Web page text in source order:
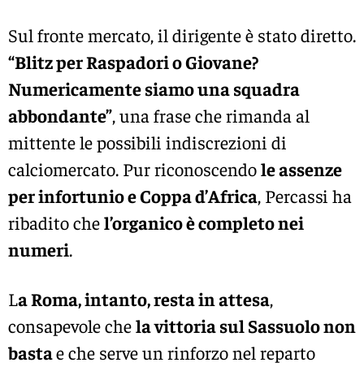
Sul fronte mercato, il dirigente è stato diretto.
“Blitz per Raspadori o Giovane?
Numericamente siamo una squadra
abbondante”, una frase che rimanda al
mittente le possibili indiscrezioni di
calciomercato. Pur riconoscendole assenze
per infortunio e Coppa d’Africa, Percassi ha
ribadito chel’organico è completo nei
numeri.
La Roma, intanto, resta in attesa,
consapevole chela vittoria sul Sassuolo non
bastae che serve un rinforzo nel reparto